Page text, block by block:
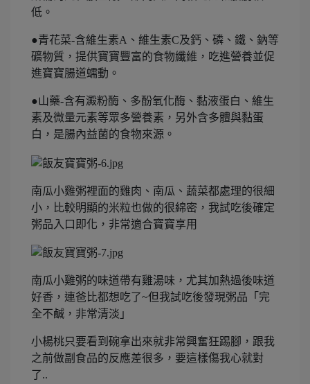
低。
●青花菜-含維生素A、維生素C及鈣、磷、鐵、鈉等
礦物質，提供寶寶豐富的食物纖維，吃進營養並促
進寶寶腸道蠕動。
●山藥-含有澱粉酶、多酚氧化酶、黏液蛋白、維生
素及微量元素等眾多營養素，另外含多體與黏蛋
白，是腸內益菌的食物來源。
南瓜小雞粥裡面的雞肉、南瓜、蔬菜都處理的很細
小，比較明顯的米粒也做的很綿密，我試吃後確定
粥品入口即化，非常適合寶寶享用
南瓜小雞粥的味道帶有雞湯味，尤其加熱過後味道
好香，連爸比都想吃了~但我試吃後發現粥品「完
全不鹹，非常清淡」
小楊桃只要看到碗拿出來就非常興奮狂踢腳，跟我
之前做副食品的反應差很多，要這樣傷我心就對
了..